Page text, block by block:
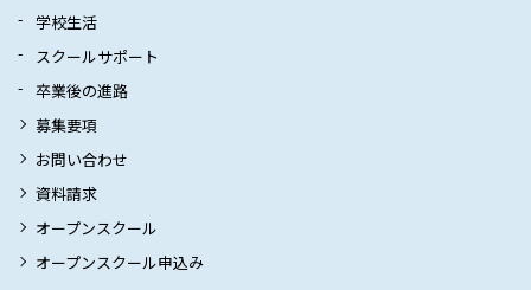
学校生活
スクールサポート
卒業後の進路
募集要項
お問い合わせ
資料請求
オープンスクール
オープンスクール申込み